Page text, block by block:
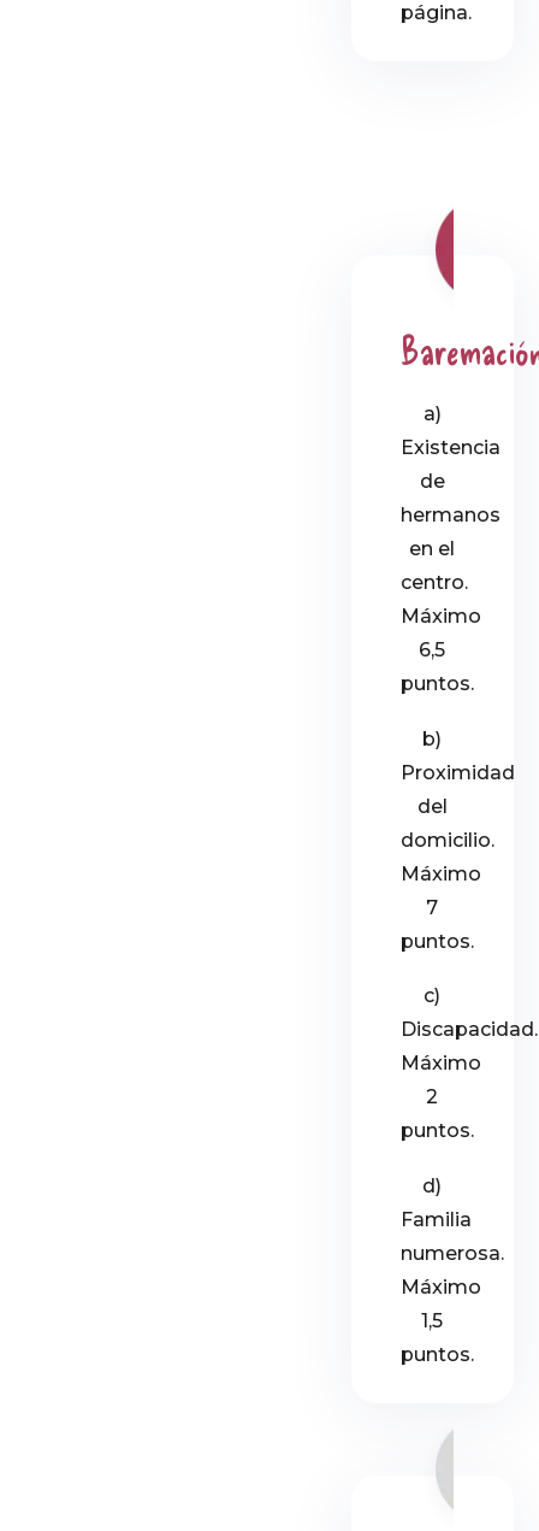
página.
a)
Existencia
de
hermanos
en el
centro.
Máximo
6,5
puntos.
b)
Proximidad
del
domicilio.
Máximo
7
puntos.
c)
Discapacidad.
Máximo
2
puntos.
d)
Familia
numerosa.
Máximo
1,5
puntos.